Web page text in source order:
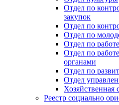
Отдел по
закупок
Отдел по
Отдел по
Отдел по
Отдел по
органами
Отдел по
Отдел
Хозяйственная
Реестр социально